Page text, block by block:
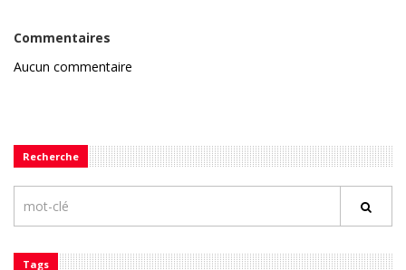
Commentaires
Aucun commentaire
Recherche
Tags